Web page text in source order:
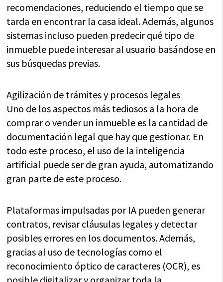
recomendaciones, reduciendo el tiempo que se
tarda en encontrar la casa ideal. Además, algunos
sistemas incluso pueden predecir qué tipo de
inmueble puede interesar al usuario basándose en
sus búsquedas previas.
Agilización de trámites y procesos legales
Uno de los aspectos más tediosos a la hora de
comprar o vender un inmueble es la cantidad de
documentación legal que hay que gestionar. En
todo este proceso, el uso de la inteligencia
artificial puede ser de gran ayuda, automatizando
gran parte de este proceso.
Plataformas impulsadas por IA pueden generar
contratos, revisar cláusulas legales y detectar
posibles errores en los documentos. Además,
gracias al uso de tecnologías como el
reconocimiento óptico de caracteres (OCR), es